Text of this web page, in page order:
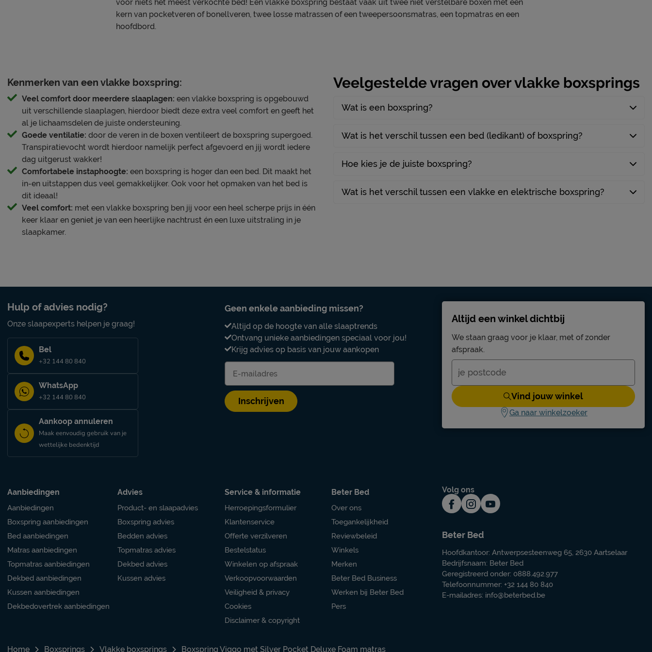
een koele toplaag, voor een extra zacht en koel slaapklimaat. Daarnaast veert dit
matras bij de schouders en heupen verder in, waardoor jij altijd in de beste houding
wervelkolom in een natuurlijke positie blijft, doordat de binnenkant bestaat uit
pocketveren. Deze veren kunnen los van elkaar bewegen en ondersteunen dus
precies waar jij het nodig hebt, ze bewegen als het ware met je lichaam mee.
Daardoor lig je niet alleen erg comfortabel, maar het matras voelt ook nog eens erg
flexibel en veerkrachtig aan. Met dit matras profiteer je van een extra koel
slaapklimaat, doordat het is aangevuld met een koelere schuimsoort. Hierdoor
profiteer je optimaal van een uitstekende vochtregulatie en ventilatie en is dit matras
ideaal voor als je het snel warm hebt in bed.
Voordelen op een rijtje
● Complete set met hoofdbord, box en matras
● Perfecte ondersteuning en koel slaapklimaat
● Uitstekende vochtregulatie en ventilatie
Materiaal
polyester/nylon
Matras(sen)
Modelnaam matras
Type comfortlaag
geprofileerde HR-schuim SG40
Comfortzones
1
Goed om te weten
Garantie
3 jaar garantie volgens Beter Bed
Montage
Onderhoud
Leveranciersinformatie
Beter Bed B.V.
Postbus 716, 5400 AS, Uden, Nederland
voor niets het meest verkochte bed! Een vlakke boxspring bestaat vaak uit twee niet verstelbare boxen met een
kern van pocketveren of bonellveren, twee losse matrassen of een tweepersoonsmatras, een topmatras en een
hoofdbord.
Kenmerken van een vlakke boxspring:
Veel comfort door meerdere slaaplagen: een vlakke boxspring is opgebouwd
uit verschillende slaaplagen, hierdoor biedt deze extra veel comfort en geeft het
al je lichaamsdelen de juiste ondersteuning.
Goede ventilatie: door de veren in de boxen ventileert de boxspring supergoed.
Transpiratievocht wordt hierdoor namelijk perfect afgevoerd en jij wordt iedere
dag uitgerust wakker!
Comfortabele instaphoogte: een boxspring is hoger dan een bed. Dit maakt het
in-en uitstappen dus veel gemakkelijker. Ook voor het opmaken van het bed is
dit ideaal!
Veel comfort: met een vlakke boxspring ben jij voor een heel scherpe prijs in één
keer klaar en geniet je van een heerlijke nachtrust én een luxe uitstraling in je
slaapkamer.
Veelgestelde vragen over vlakke boxsprings
Wat is een boxspring?
Wat is het verschil tussen een bed (ledikant) of boxspring?
Hoe kies je de juiste boxspring?
Wat is het verschil tussen een vlakke en elektrische boxspring?
Hulp of advies nodig?
Onze slaapexperts helpen je graag!
Bel
+32 144 80 840
WhatsApp
+32 144 80 840
Aankoop annuleren
Maak eenvoudig gebruik van je
wettelijke bedenktijd
Geen enkele aanbieding missen?
Altijd op de hoogte van alle slaaptrends
Ontvang unieke aanbiedingen speciaal voor jou!
Krijg advies op basis van jouw aankopen
Inschrijven
Altijd een winkel dichtbij
We staan graag voor je klaar, met of zonder
afspraak.
Vind jouw winkel
Ga naar winkelzoeker
Aanbiedingen
Aanbiedingen
Boxspring aanbiedingen
Bed aanbiedingen
Matras aanbiedingen
Topmatras aanbiedingen
Dekbed aanbiedingen
Kussen aanbiedingen
Dekbedovertrek aanbiedingen
Advies
Product- en slaapadvies
Boxspring advies
Bedden advies
Topmatras advies
Dekbed advies
Kussen advies
Service & informatie
Herroepingsformulier
Klantenservice
Offerte verzilveren
Bestelstatus
Winkelen op afspraak
Verkoopvoorwaarden
Veiligheid & privacy
Cookies
Disclaimer & copyright
Beter Bed
Over ons
Toegankelijkheid
Reviewbeleid
Winkels
Merken
Beter Bed Business
Werken bij Beter Bed
Pers
Volg ons
Beter Bed
Hoofdkantoor: Antwerpsesteenweg 65, 2630 Aartselaar
Bedrijfsnaam: Beter Bed
Geregistreerd onder: 0888.492.977
Telefoonnummer: +32 144 80 840
E-mailadres: info@beterbed.be
Home Boxsprings Vlakke boxsprings Boxspring Viggo met Silver Pocket Deluxe Foam matras